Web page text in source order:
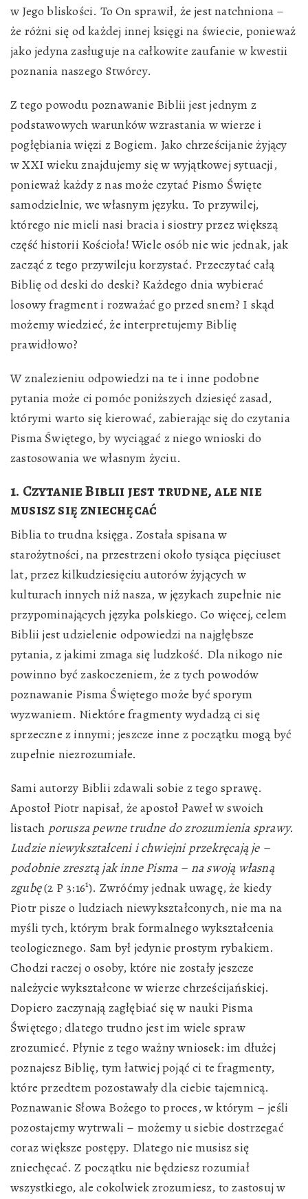
w Jego bliskości. To On sprawił, że jest natchniona –
że różni się od każdej innej księgi na świecie, ponieważ
jako jedyna zasługuje na całkowite zaufanie w kwestii
poznania naszego Stwórcy.
Z tego powodu poznawanie Biblii jest jednym z
podstawowych warunków wzrastania w wierze i
pogłębiania więzi z Bogiem. Jako chrześcijanie żyjący
w XXI wieku znajdujemy się w wyjątkowej sytuacji,
ponieważ każdy z nas może czytać Pismo Święte
samodzielnie, we własnym języku. To przywilej,
którego nie mieli nasi bracia i siostry przez większą
część historii Kościoła! Wiele osób nie wie jednak, jak
zacząć z tego przywileju korzystać. Przeczytać całą
Biblię od deski do deski? Każdego dnia wybierać
losowy fragment i rozważać go przed snem? I skąd
możemy wiedzieć, że interpretujemy Biblię
prawidłowo?
W znalezieniu odpowiedzi na te i inne podobne
pytania może ci pomóc poniższych dziesięć zasad,
którymi warto się kierować, zabierając się do czytania
Pisma Świętego, by wyciągać z niego wnioski do
zastosowania we własnym życiu.
1. Czytanie Biblii jest trudne, ale nie
musisz się zniechęcać
Biblia to trudna księga. Została spisana w
starożytności, na przestrzeni około tysiąca pięciuset
lat, przez kilkudziesięciu autorów żyjących w
kulturach innych niż nasza, w językach zupełnie nie
przypominających języka polskiego. Co więcej, celem
Biblii jest udzielenie odpowiedzi na najgłębsze
pytania, z jakimi zmaga się ludzkość. Dla nikogo nie
powinno być zaskoczeniem, że z tych powodów
poznawanie Pisma Świętego może być sporym
wyzwaniem. Niektóre fragmenty wydadzą ci się
sprzeczne z innymi; jeszcze inne z początku mogą być
zupełnie niezrozumiałe.
Sami autorzy Biblii zdawali sobie z tego sprawę.
Apostoł Piotr napisał, że apostoł Paweł w swoich
listach porusza pewne trudne do zrozumienia sprawy.
Ludzie niewykształceni i chwiejni przekręcają je –
podobnie zresztą jak inne Pisma – na swoją własną
zgubę(2 P 3:161). Zwróćmy jednak uwagę, że kiedy
Piotr pisze o ludziach niewykształconych, nie ma na
myśli tych, którym brak formalnego wykształcenia
teologicznego. Sam był jedynie prostym rybakiem.
Chodzi raczej o osoby, które nie zostały jeszcze
należycie wykształcone w wierze chrześcijańskiej.
Dopiero zaczynają zagłębiać się w nauki Pisma
Świętego; dlatego trudno jest im wiele spraw
zrozumieć. Płynie z tego ważny wniosek: im dłużej
poznajesz Biblię, tym łatwiej pojąć ci te fragmenty,
które przedtem pozostawały dla ciebie tajemnicą.
Poznawanie Słowa Bożego to proces, w którym – jeśli
pozostajemy wytrwali – możemy u siebie dostrzegać
coraz większe postępy. Dlatego nie musisz się
zniechęcać. Z początku nie będziesz rozumiał
wszystkiego, ale cokolwiek zrozumiesz, to zastosuj w